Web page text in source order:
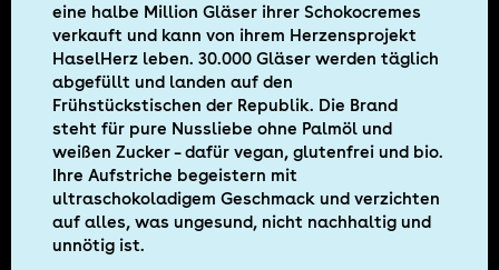
eine halbe Million Gläser ihrer Schokocremes
verkauft und kann von ihrem Herzensprojekt
HaselHerz leben. 30.000 Gläser werden täglich
abgefüllt und landen auf den
Frühstückstischen der Republik. Die Brand
steht für pure Nussliebe ohne Palmöl und
weißen Zucker – dafür vegan, glutenfrei und bio.
Ihre Aufstriche begeistern mit
ultraschokoladigem Geschmack und verzichten
auf alles, was ungesund, nicht nachhaltig und
unnötig ist.